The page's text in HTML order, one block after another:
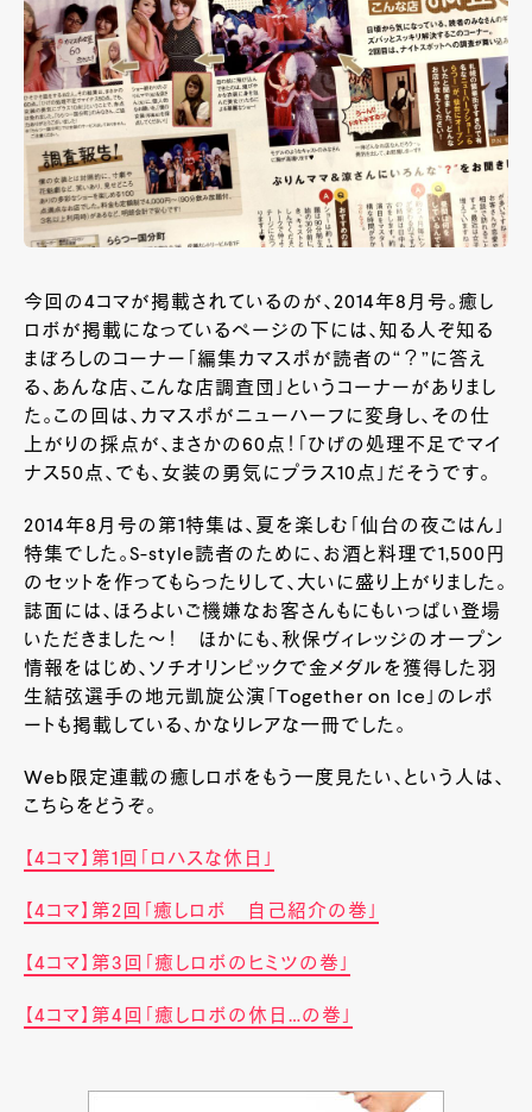
今回の4コマが掲載されているのが、2014年8月号。癒し
ロボが掲載になっているページの下には、知る人ぞ知る
まぼろしのコーナー「編集カマスポが読者の“？”に答え
る、あんな店、こんな店調査団」というコーナーがありまし
た。この回は、カマスポがニューハーフに変身し、その仕
上がりの採点が、まさかの60点！「ひげの処理不足でマイ
ナス50点、でも、女装の勇気にプラス10点」だそうです。
2014年8月号の第1特集は、夏を楽しむ「仙台の夜ごはん」
特集でした。S-style読者のために、お酒と料理で1,500円
のセットを作ってもらったりして、大いに盛り上がりました。
誌面には、ほろよいご機嫌なお客さんもにもいっぱい登場
いただきました～！ ほかにも、秋保ヴィレッジのオープン
情報をはじめ、ソチオリンピックで金メダルを獲得した羽
生結弦選手の地元凱旋公演「Together on Ice」のレポ
ートも掲載している、かなりレアな一冊でした。
Web限定連載の癒しロボをもう一度見たい、という人は、
こちらをどうぞ。
【4コマ】第1回「ロハスな休日」
【4コマ】第2回「癒しロボ 自己紹介の巻」
【4コマ】第3回「癒しロボのヒミツの巻」
【4コマ】第4回「癒しロボの休日…の巻」